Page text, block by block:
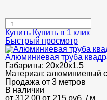
Купить Купить в 1 клик
Быстрый просмотр
Алюминиевая труба
Габариты: 20х20х1,5
Материал: алюминиевый
Продажа от 3 метров
В наличии
от 312.00 от 215 руб. / м